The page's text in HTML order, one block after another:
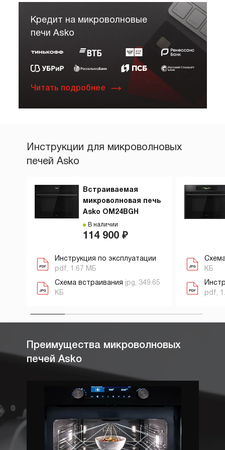
Кредит на микроволновые
печи Asko
Читать подробнее
Инструкции для микроволновых
печей Asko
Встраиваемая
микроволновая печь
Asko OM24BGH
В наличии
114 900 ₽
Инструкция по эксплуатации
pdf, 1.67 МБ
Схема встраивания jpg, 349.65
КБ
КБ
pdf,
Преимущества микроволновых
печей Asko